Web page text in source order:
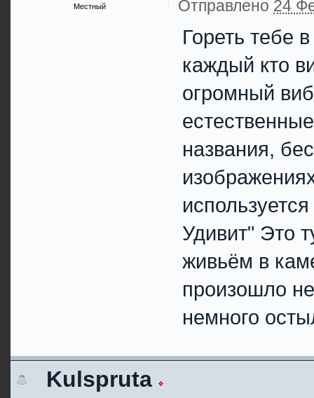
Местный Отправлено 24
Гореть тебе
каждый кто
огромный
названия,
Удивит" Это
живьём в
произошло
немного
Kulspruta